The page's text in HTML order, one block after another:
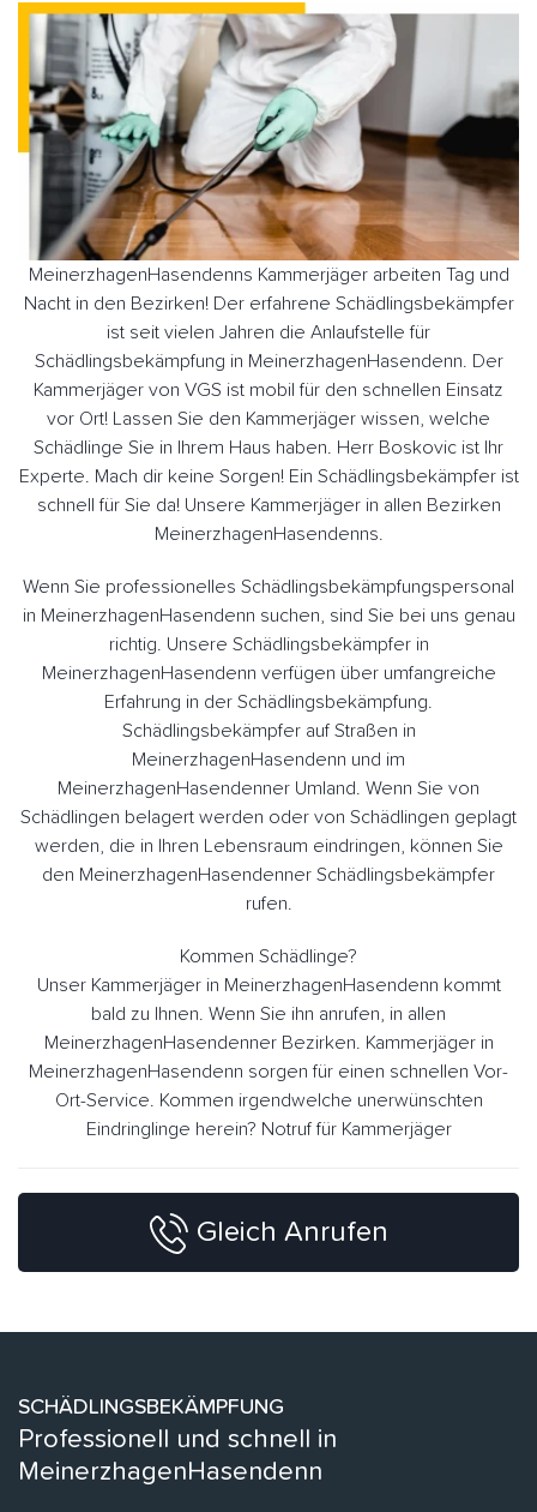
MeinerzhagenHasendenns Kammerjäger arbeiten Tag und
Nacht in den Bezirken! Der erfahrene Schädlingsbekämpfer
ist seit vielen Jahren die Anlaufstelle für
Schädlingsbekämpfung in MeinerzhagenHasendenn. Der
Kammerjäger von VGS ist mobil für den schnellen Einsatz
vor Ort! Lassen Sie den Kammerjäger wissen, welche
Schädlinge Sie in Ihrem Haus haben. Herr Boskovic ist Ihr
Experte. Mach dir keine Sorgen! Ein Schädlingsbekämpfer ist
schnell für Sie da! Unsere Kammerjäger in allen Bezirken
MeinerzhagenHasendenns.
Wenn Sie professionelles Schädlingsbekämpfungspersonal
in MeinerzhagenHasendenn suchen, sind Sie bei uns genau
richtig. Unsere Schädlingsbekämpfer in
MeinerzhagenHasendenn verfügen über umfangreiche
Erfahrung in der Schädlingsbekämpfung.
Schädlingsbekämpfer auf Straßen in
MeinerzhagenHasendenn und im
MeinerzhagenHasendenner Umland. Wenn Sie von
Schädlingen belagert werden oder von Schädlingen geplagt
werden, die in Ihren Lebensraum eindringen, können Sie
den MeinerzhagenHasendenner Schädlingsbekämpfer
rufen.
Kommen Schädlinge?
Unser Kammerjäger in MeinerzhagenHasendenn kommt
bald zu Ihnen. Wenn Sie ihn anrufen, in allen
MeinerzhagenHasendenner Bezirken. Kammerjäger in
MeinerzhagenHasendenn sorgen für einen schnellen Vor-
Ort-Service. Kommen irgendwelche unerwünschten
Eindringlinge herein? Notruf für Kammerjäger
Gleich Anrufen
SCHÄDLINGSBEKÄMPFUNG
Professionell und schnell in
MeinerzhagenHasendenn